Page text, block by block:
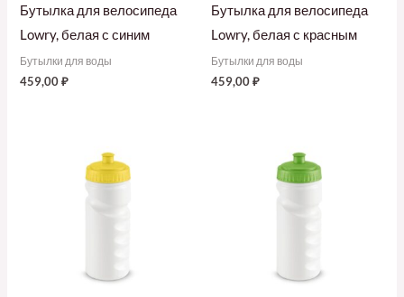
Бутылка для велосипеда
Lowry, белая с синим
Бутылки для воды
459,00₽
Бутылка для велосипеда
Lowry, белая с красным
Бутылки для воды
459,00₽